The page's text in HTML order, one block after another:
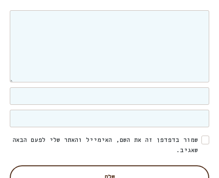
5
5
5
5
5
שמור בדפדפן זה את השם, האימייל והאתר שלי לפעם הבאה
שאגיב.